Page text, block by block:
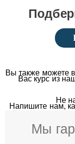
Вы также можете
Вас курс из
Не
Напишите нам,
Мы